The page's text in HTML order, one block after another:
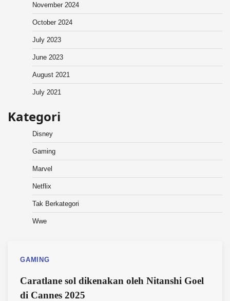
November 2024
October 2024
July 2023
June 2023
August 2021
July 2021
Kategori
Disney
Gaming
Marvel
Netflix
Tak Berkategori
Wwe
GAMING
Caratlane sol dikenakan oleh Nitanshi Goel
di Cannes 2025